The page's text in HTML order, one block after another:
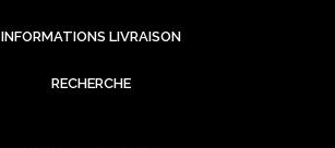
INFORMATIONS LIVRAISON
RECHERCHE